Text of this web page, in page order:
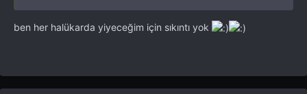
ben her halükarda yiyeceğim için sıkıntı yok